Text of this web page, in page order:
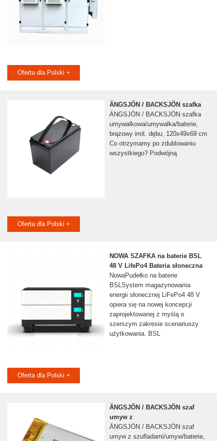
Oferta dla Polski +
ÄNGSJÖN / BACKSJÖN szafka
ÄNGSJÖN / BACKSJÖN szafka
umywalkowa/umywalka/baterie,
brązowy imit. dębu, 120x49x69 cm
Co otrzymamy po zdublowaniu
wszystkiego? Podwójną
Oferta dla Polski +
NOWA SZAFKA na baterie BSL
48 V LifePo4 Bateria słoneczna
NowaPudełko na baterie
BSLSystem magazynowania
energii słonecznej LiFePo4 48 V
opiera się na nowej koncepcji
zaprojektowanej z myślą o
szerszym zakresie scenariuszy
użytkowania. BSL
Oferta dla Polski +
ÄNGSJÖN / BACKSJÖN szaf
umyw z
ÄNGSJÖN / BACKSJÖN szaf
umyw z szufladami/umyw/baterie,